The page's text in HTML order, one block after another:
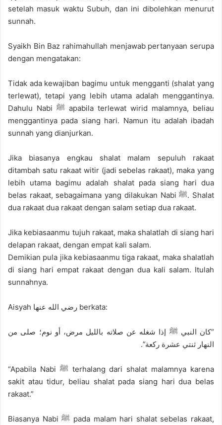
setelah masuk waktu Subuh, dan ini dibolehkan menurut
sunnah.
Syaikh Bin Baz rahimahullah menjawab pertanyaan serupa
dengan mengatakan:
Tidak ada kewajiban bagimu untuk mengganti (shalat yang
terlewat), tetapi yang lebih utama adalah menggantinya.
Dahulu Nabi ﷺ apabila terlewat wirid malamnya, beliau
menggantinya pada siang hari. Namun itu adalah ibadah
sunnah yang dianjurkan.
Jika biasanya engkau shalat malam sepuluh rakaat
ditambah satu rakaat witir (jadi sebelas rakaat), maka yang
lebih utama bagimu adalah shalat pada siang hari dua
belas rakaat, sebagaimana yang dilakukan Nabi ﷺ. Shalat
dua rakaat dua rakaat dengan salam setiap dua rakaat.
Jika kebiasaanmu tujuh rakaat, maka shalatlah di siang hari
delapan rakaat, dengan empat kali salam.
Demikian pula jika kebiasaanmu tiga rakaat, maka shalatlah
di siang hari empat rakaat dengan dua kali salam. Itulah
sunnahnya.
Aisyah رضي الله عنها berkata:
“كان النبي ﷺ إذا شغله عن صلاته بالليل مرض، أو نوم؛ صلى من
النهار ثنتي عشرة ركعة”.
“Apabila Nabi ﷺ terhalang dari shalat malamnya karena
sakit atau tidur, beliau shalat pada siang hari dua belas
rakaat.”
Biasanya Nabi ﷺ pada malam hari shalat sebelas rakaat,